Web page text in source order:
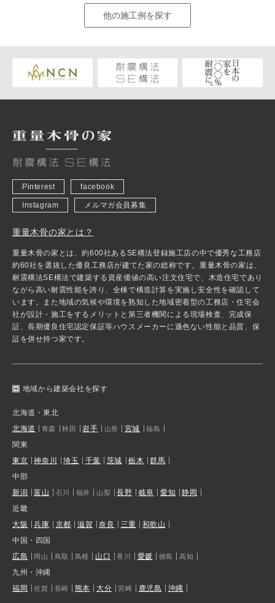
他の施工例を探す
Pinterest facebook
Instagram メルマガ会員募集
重量木骨の家とは？
重量木骨の家とは、約600社あるSE構法登録施工店の中で優秀な工務店
約60社を選抜した優良工務店が建てた家の総称です。重量木骨の家は、
耐震構法SE構法で建築する資産価値の高い注文住宅で、木造住宅であり
ながら高い耐震性能を誇り、全棟で構造計算を実施し安全性を確認して
います。また地域の気候や環境を熟知した地域密着型の工務店・住宅会
社が設計・施工をするメリットと第三者機関による現場検査、完成保
証、長期優良住宅認定保証等ハウスメーカーに遜色ない性能と品質、保
証を併せ持つ家です。
地域から建築会社を探す
北海道・東北
北海道
青森 秋田 岩手 山形 宮城 福島
関東
東京
神奈川 埼玉 千葉 茨城 栃木
群馬
中部
新潟
富山 石川 福井 山梨 長野 岐阜 愛知
静岡
近畿
大阪
兵庫 京都 滋賀 奈良 三重
和歌山
中国・四国
広島
岡山 鳥取 島根 山口 香川 愛媛 徳島 高知
九州・沖縄
福岡
佐賀 長崎 熊本 大分 宮崎 鹿児島 沖縄